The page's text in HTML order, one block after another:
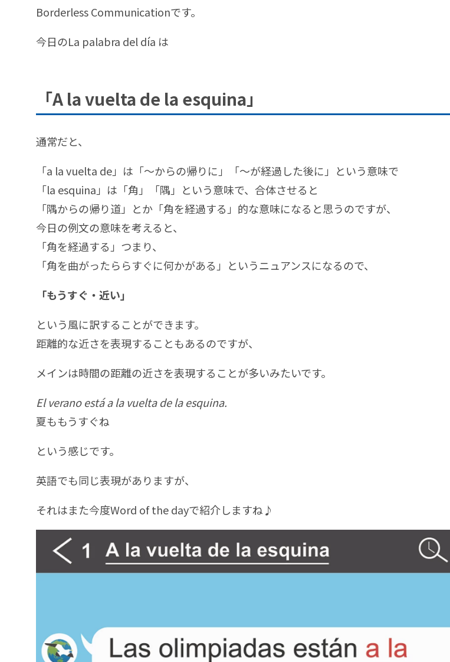
Borderless Communicationです。
今日のLa palabra del día は
「A la vuelta de la esquina」
通常だと、
「a la vuelta de」は「〜からの帰りに」「〜が経過した後に」という意味で
「la esquina」は「角」「隅」という意味で、合体させると
「隅からの帰り道」とか「角を経過する」的な意味になると思うのですが、
今日の例文の意味を考えると、
「角を経過する」つまり、
「角を曲がったららすぐに何かがある」というニュアンスになるので、
「もうすぐ・近い」
という風に訳することができます。
距離的な近さを表現することもあるのですが、
メインは時間の距離の近さを表現することが多いみたいです。
El verano está a la vuelta de la esquina.
夏ももうすぐね
という感じです。
英語でも同じ表現がありますが、
それはまた今度Word of the dayで紹介しますね♪